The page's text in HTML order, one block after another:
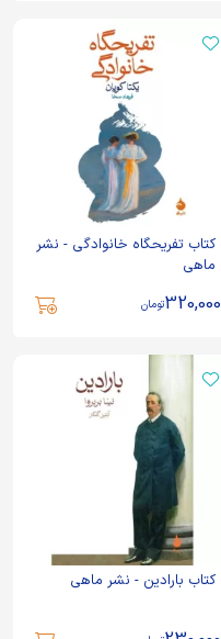
کتاب تفریحگاه خانوادگی - نشر
ماهی
320,000تومان
کتاب بارادین - نشر ماهی